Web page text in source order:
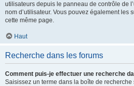
utilisateurs depuis le panneau de contrôle de
nom d’utilisateur. Vous pouvez également les
cette même page.
Haut
Recherche dans les forums
Comment puis-je effectuer une recherche
Saisissez un terme dans la boîte de recherche